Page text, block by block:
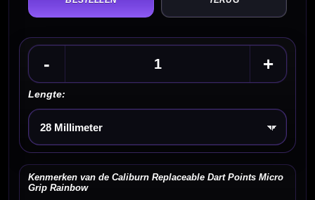
- +
Lengte:
Kies een optie
Kenmerken van de Caliburn Replaceable Dart Points Micro
Grip Rainbow